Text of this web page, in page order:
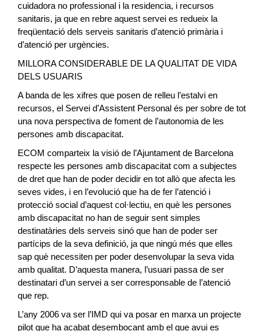
cuidadora no professional i la residencia, i recursos
sanitaris, ja que en rebre aquest servei es redueix la
freqüentació dels serveis sanitaris d’atenció primària i
d’atenció per urgències.
MILLORA CONSIDERABLE DE LA QUALITAT DE VIDA
DELS USUARIS
A banda de les xifres que posen de relleu l’estalvi en
recursos, el Servei d’Assistent Personal és per sobre de tot
una nova perspectiva de foment de l’autonomia de les
persones amb discapacitat.
ECOM comparteix la visió de l’Ajuntament de Barcelona
respecte les persones amb discapacitat com a subjectes
de dret que han de poder decidir en tot allò que afecta les
seves vides, i en l’evolució que ha de fer l’atenció i
protecció social d’aquest col·lectiu, en què les persones
amb discapacitat no han de seguir sent simples
destinatàries dels serveis sinó que han de poder ser
partícips de la seva definició, ja que ningú més que elles
sap què necessiten per poder desenvolupar la seva vida
amb qualitat. D’aquesta manera, l’usuari passa de ser
destinatari d’un servei a ser corresponsable de l’atenció
que rep.
L’any 2006 va ser l’IMD qui va posar en marxa un projecte
pilot que ha acabat desembocant amb el que avui es